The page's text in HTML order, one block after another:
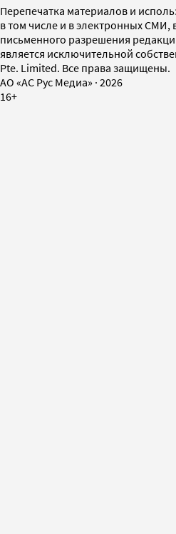
Перепечатка материалов и
в том числе и в электронных СМИ,
письменного разрешения
является исключительной
Pte. Limited. Все права защищены.
AO «АС Рус Медиа» · 2026
16+